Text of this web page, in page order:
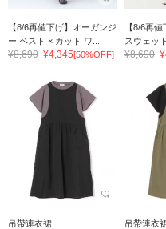
【8/6再値下げ】オーガンジ
ー ベスト × カット ワ...
¥8,690 ¥4,345[50%OFF]
【8/6再
スウェッ
¥8,690
吊帶連衣裙 吊帶連衣